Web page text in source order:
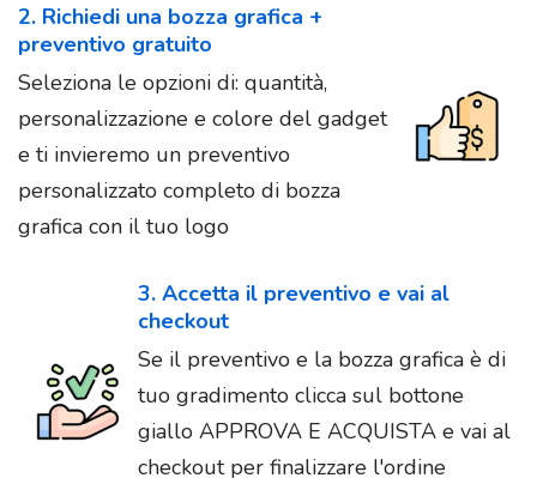
2. Richiedi una bozza grafica +
preventivo gratuito
Seleziona le opzioni di: quantità,
personalizzazione e colore del gadget
e ti invieremo un preventivo
personalizzato completo di bozza
grafica con il tuo logo
3. Accetta il preventivo e vai al
checkout
Se il preventivo e la bozza grafica è di
tuo gradimento clicca sul bottone
giallo APPROVA E ACQUISTA e vai al
checkout per finalizzare l'ordine